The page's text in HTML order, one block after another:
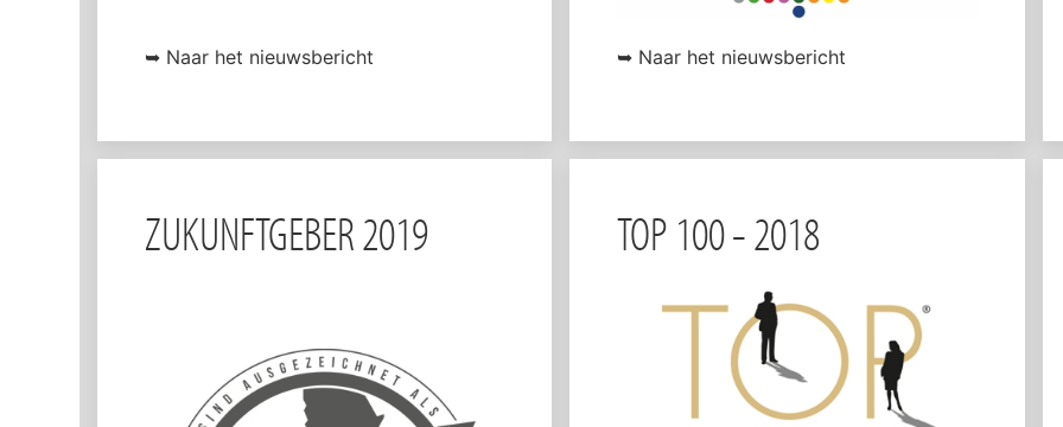
➥ Naar het nieuwsbericht ➥ Naar het nieuwsbericht
ZUKUNFTGEBER 2019 TOP 100 - 2018